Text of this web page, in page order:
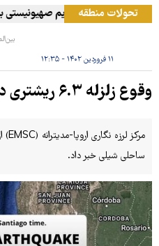
تحولات منطقهحمله رژیم صهیونیستی به
۱۱ فروردین ۱۴۰۲ - ۱۲:۳۵
وقوع زلزله ۶.۳ ریشتری در منطقه ساحلی شیلی
ساحلی شیلی خبر داد.